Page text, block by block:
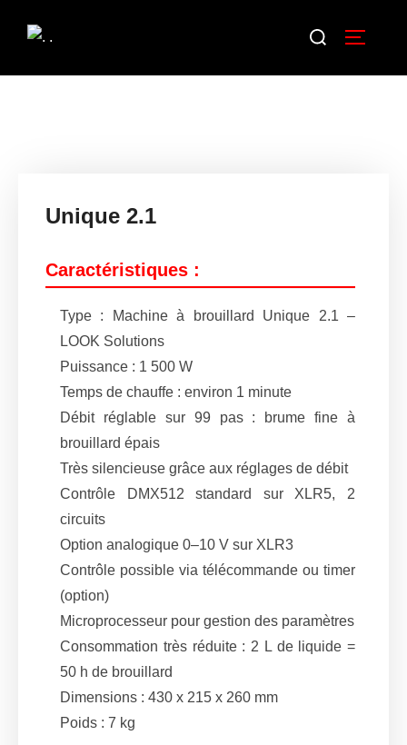
Rechercher :
Unique 2.1
Caractéristiques :
Type : Machine à brouillard Unique 2.1 –
LOOK Solutions
Puissance : 1 500 W
Temps de chauffe : environ 1 minute
Débit réglable sur 99 pas : brume fine à
brouillard épais
Très silencieuse grâce aux réglages de débit
Contrôle DMX512 standard sur XLR5, 2
circuits
Option analogique 0–10 V sur XLR3
Contrôle possible via télécommande ou timer
(option)
Microprocesseur pour gestion des paramètres
Consommation très réduite : 2 L de liquide =
50 h de brouillard
Dimensions : 430 x 215 x 260 mm
Poids : 7 kg